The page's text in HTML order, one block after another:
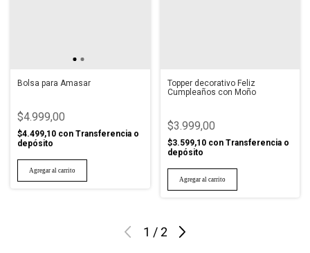
Bolsa para Amasar
$4.999,00
$4.499,10 con Transferencia o
depósito
Topper decorativo Feliz
Cumpleaños con Moño
$3.999,00
$3.599,10 con Transferencia o
depósito
1 / 2